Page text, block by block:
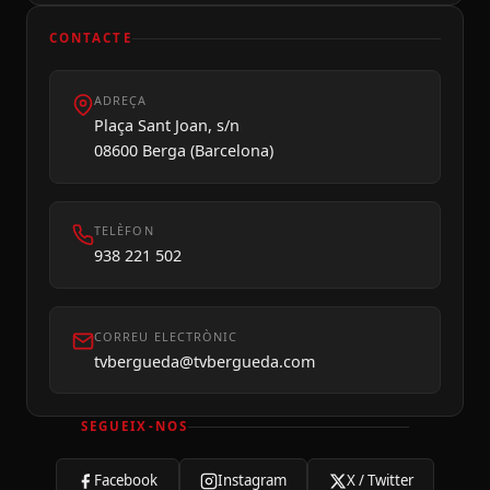
CONTACTE
ADREÇA
Plaça Sant Joan, s/n
08600 Berga (Barcelona)
TELÈFON
938 221 502
CORREU ELECTRÒNIC
tvbergueda@tvbergueda.com
SEGUEIX-NOS
Facebook Instagram X / Twitter